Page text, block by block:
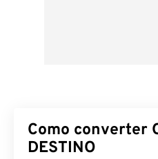
Como converter
DESTINO